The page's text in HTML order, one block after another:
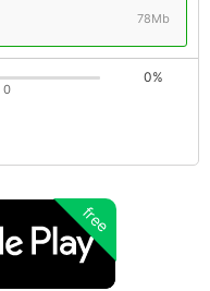
78Mb
0%
0
free